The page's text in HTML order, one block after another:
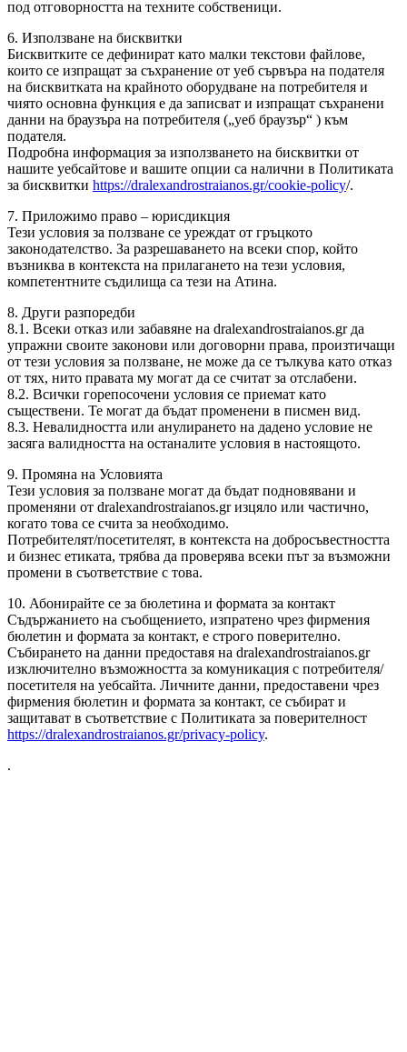
под отговорността на техните собственици.
6. Използване на бисквитки
Бисквитките се дефинират като малки текстови файлове,
които се изпращат за съхранение от уеб сървъра на подателя
на бисквитката на крайното оборудване на потребителя и
чиято основна функция е да записват и изпращат съхранени
данни на браузъра на потребителя („уеб браузър“ ) към
подателя.
Подробна информация за използването на бисквитки от
нашите уебсайтове и вашите опции са налични в Политиката
за бисквитки https://dralexandrostraianos.gr/cookie-policy/.
7. Приложимо право – юрисдикция
Тези условия за ползване се уреждат от гръцкото
законодателство. За разрешаването на всеки спор, който
възниква в контекста на прилагането на тези условия,
компетентните съдилища са тези на Атина.
8. Други разпоредби
8.1. Всеки отказ или забавяне на dralexandrostraianos.gr да
упражни своите законови или договорни права, произтичащи
от тези условия за ползване, не може да се тълкува като отказ
от тях, нито правата му могат да се считат за отслабени.
8.2. Всички горепосочени условия се приемат като
съществени. Те могат да бъдат променени в писмен вид.
8.3. Невалидността или анулирането на дадено условие не
засяга валидността на останалите условия в настоящото.
9. Промяна на Условията
Тези условия за ползване могат да бъдат подновявани и
променяни от dralexandrostraianos.gr изцяло или частично,
когато това се счита за необходимо.
Потребителят/посетителят, в контекста на добросъвестността
и бизнес етиката, трябва да проверява всеки път за възможни
промени в съответствие с това.
10. Абонирайте се за бюлетина и формата за контакт
Съдържанието на съобщението, изпратено чрез фирмения
бюлетин и формата за контакт, е строго поверително.
Събирането на данни предоставя на dralexandrostraianos.gr
изключително възможността за комуникация с потребителя/
посетителя на уебсайта. Личните данни, предоставени чрез
фирмения бюлетин и формата за контакт, се събират и
защитават в съответствие с Политиката за поверителност
https://dralexandrostraianos.gr/privacy-policy.
.